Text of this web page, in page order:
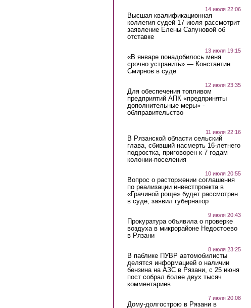
14 июля 22:06
Высшая квалификационная
коллегия судей 17 июля рассмотрит
заявление Елены Сапуновой об
отставке
13 июля 19:15
«В январе понадобилось меня
срочно устранить» — Константин
Смирнов в суде
12 июля 23:35
Для обеспечения топливом
предприятий АПК «предприняты
дополнительные меры» -
облправительство
11 июля 22:16
В Рязанской области сельский
глава, сбивший насмерть 16-летнего
подростка, приговорен к 7 годам
колонии-поселения
10 июля 20:55
Вопрос о расторжении соглашения
по реализации инвестпроекта в
«Грачиной роще» будет рассмотрен
в суде, заявил губернатор
9 июля 20:43
Прокуратура объявила о проверке
воздуха в микрорайоне Недостоево
в Рязани
8 июля 23:25
В паблике ПУВР автомобилисты
делятся информацией о наличии
бензина на АЗС в Рязани, с 25 июня
пост собрал более двух тысяч
комментариев
7 июля 20:08
Дому-долгострою в Рязани в